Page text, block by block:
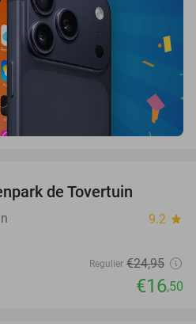
de Tovertuin
9.2 star
Regulier €24,95
€16,50